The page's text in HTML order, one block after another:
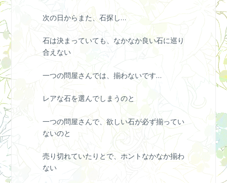
次の日からまた、石探し…
石は決まっていても、なかなか良い石に巡り
合えない
一つの問屋さんでは、揃わないです…
レアな石を選んでしまうのと
一つの問屋さんで、欲しい石が必ず揃ってい
ないのと
売り切れていたりとで、ホントなかなか揃わ
ない